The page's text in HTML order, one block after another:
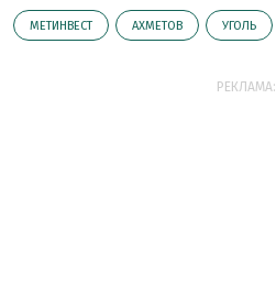
МЕТИНВЕСТ АХМЕТОВ УГОЛЬ
РЕКЛАМА: